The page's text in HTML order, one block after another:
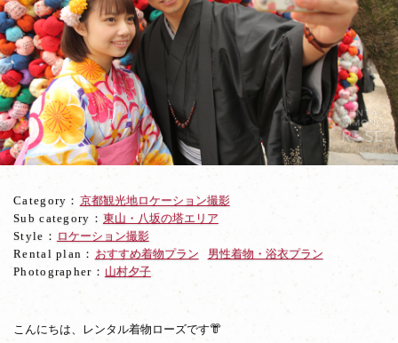
ル
キ
ュ
ー
ト
な
着
物
で
ラ
旅
Category： 京都観光地ロケーション撮影
Sub category： 東山・八坂の塔エリア
Style： ロケーション撮影
Rental plan： おすすめ着物プラン
男性着物・浴衣プラン
Photographer： 山村夕子
こんにちは、レンタル着物ローズです👘